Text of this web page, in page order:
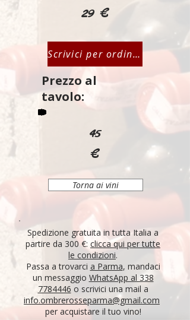
29 €
Scrivici per ordinare
Prezzo al
tavolo:
45
€
Torna ai vini
Spedizione gratuita in tutta Italia a
partire da 300 €: clicca qui per tutte
le condizioni.
Passa a trovarci a Parma, mandaci
un messaggio WhatsApp al 338
7784446 o scrivici una mail a
info.ombrerosseparma@gmail.com
per acquistare il tuo vino!